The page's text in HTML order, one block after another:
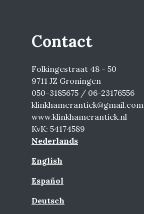
Contact
Folkingestraat 48 - 50
9711 JZ Groningen
050-3185675 / 06-23176556
klinkhamerantiek@gmail.com
www.klinkhamerantiek.nl
KvK: 54174589
Nederlands
English
Español
Deutsch